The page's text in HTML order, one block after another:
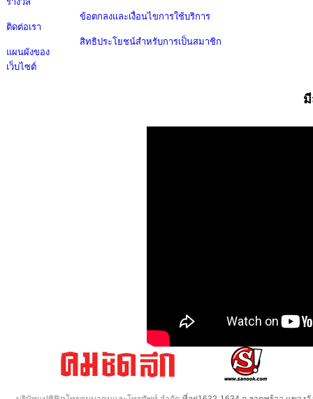
ติดต่อเรา
แผนผังของ
เว็บไซต์
ข้อตกลงและเงื่อนไขการใช้บริการ
สิทธิประโยชน์สำหรับการเป็นสมาชิก